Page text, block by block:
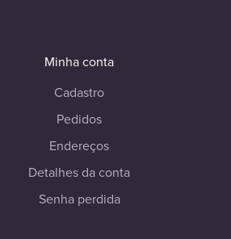
Minha conta
Cadastro
Pedidos
Endereços
Detalhes da conta
Senha perdida